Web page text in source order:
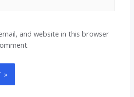
and website in this browser